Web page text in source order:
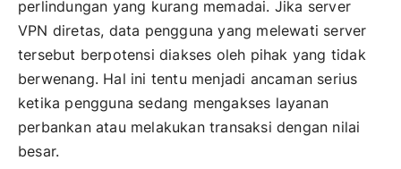
perlindungan yang kurang memadai. Jika server
VPN diretas, data pengguna yang melewati server
tersebut berpotensi diakses oleh pihak yang tidak
berwenang. Hal ini tentu menjadi ancaman serius
ketika pengguna sedang mengakses layanan
perbankan atau melakukan transaksi dengan nilai
besar.